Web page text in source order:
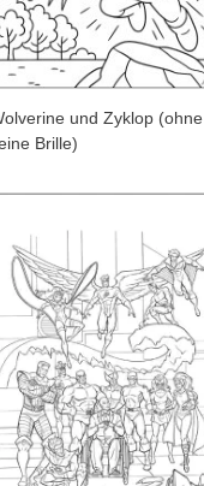
und Zyklop (ohne
Brille)